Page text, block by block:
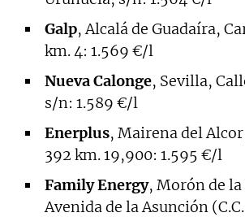
Galp, Alcalá de Guadaíra,
km. 4: 1.569 €/l
Nueva Calonge, Sevilla,
s/n: 1.589 €/l
Enerplus, Mairena del
392 km. 19,900: 1.595 €/l
Family Energy, Morón de
Avenida de la Asunción